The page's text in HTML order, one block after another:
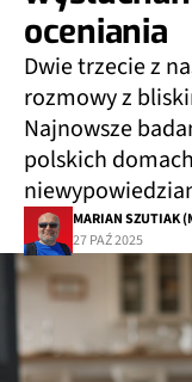
oceniania
Dwie trzecie z
rozmowy z
Najnowsze
polskich
MARIAN SZUTIAK
27 PAŹ 2025